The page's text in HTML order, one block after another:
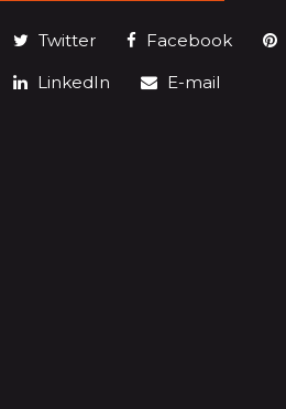
Twitter Facebook
LinkedIn
E-mail